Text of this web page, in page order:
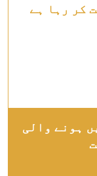
کر رہا ہے
ہونے والی